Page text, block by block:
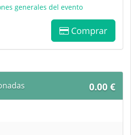
generales del evento
Comprar
0.00€